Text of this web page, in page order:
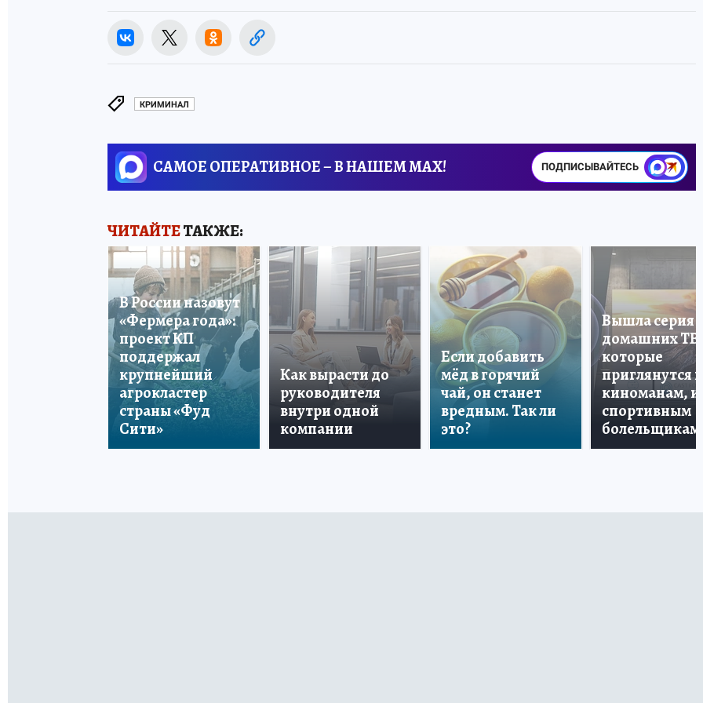
КРИМИНАЛ
САМОЕ ОПЕРАТИВНОЕ – В НАШЕМ MAX! ПОДПИСЫВАЙТЕСЬ
ЧИТАЙТЕТАКЖЕ:
В России назовут
«Фермера года»:
проект КП
поддержал
крупнейший
агрокластер
страны «Фуд
Сити»
Как вырасти до
руководителя
внутри одной
компании
Если добавить
мёд в горячий
чай, он станет
вредным. Так ли
это?
Вышла серия
домашних ТВ,
которые
приглянутся и
киноманам, и
спортивным
болельщикам